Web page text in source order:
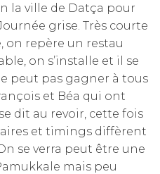
la ville de Datça pour
grise. Très courte
on repère un restau
on s’installe et il se
peut pas gagner à tous
et Béa qui ont
dit au revoir, cette fois
et timings diffèrent
se verra peut être une
mais peu